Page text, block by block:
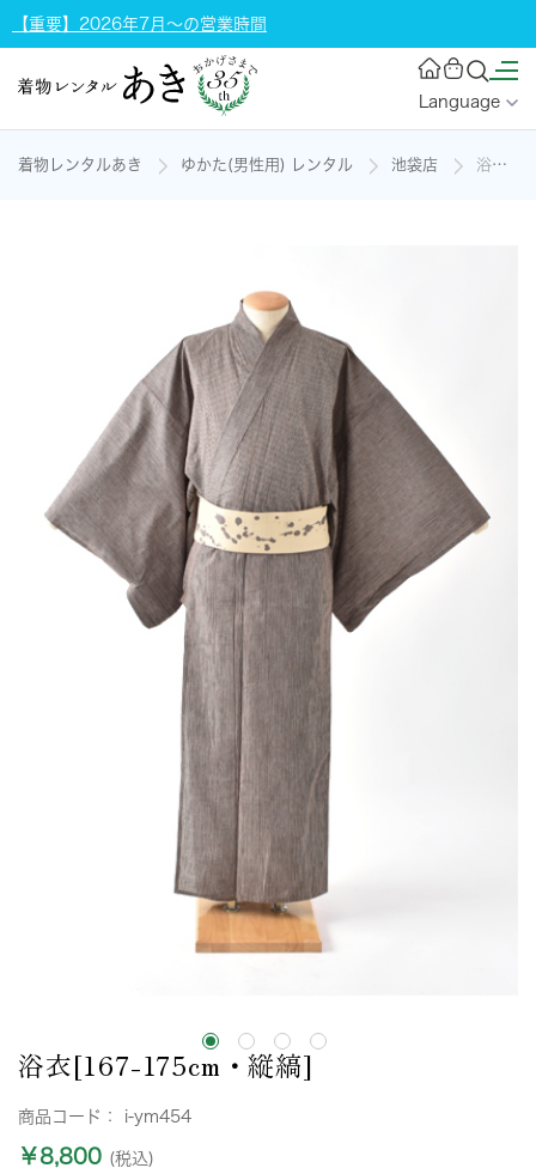
【重要】2026年7月～の営業時間
Language
着物レンタルあき ゆかた(男性用) レンタル 池袋店 浴衣[167-175cm・縦縞]の着物レンタル
浴衣[167-175cm・縦縞]
商品コード： i-ym454
￥8,800 (税込)